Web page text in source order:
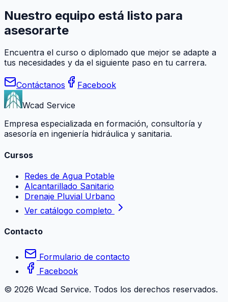
Nuestro equipo está listo para
asesorarte
Encuentra el curso o diplomado que mejor se adapte a
tus necesidades y da el siguiente paso en tu carrera.
Contáctanos
Facebook
Wcad Service
Empresa especializada en formación, consultoría y
asesoría en ingeniería hidráulica y sanitaria.
Cursos
Redes de Agua Potable
Alcantarillado Sanitario
Drenaje Pluvial Urbano
Ver catálogo completo
Contacto
Formulario de contacto
Facebook
© 2026 Wcad Service. Todos los derechos reservados.